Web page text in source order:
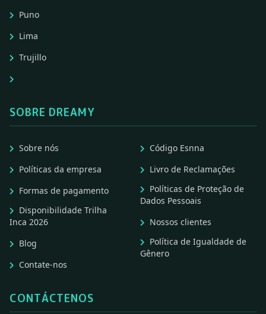
Puno
Lima
Trujillo
SOBRE DREAMY
Sobre nós
Políticas da empresa
Formas de pagamento
Disponibilidade Trilha
Inca 2026
Blog
Contate-nos
Código Esnna
Livro de Reclamações
Políticas de Proteção de
Dados Pessoais
Nossos clientes
Política de Igualdade de
Gênero
CONTÁCTENOS